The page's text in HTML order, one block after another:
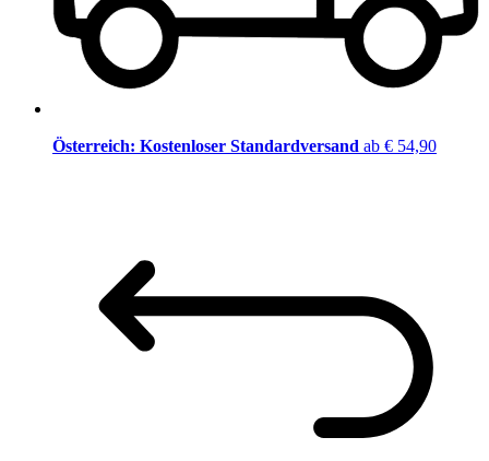
Österreich: Kostenloser Standardversand ab € 54,90